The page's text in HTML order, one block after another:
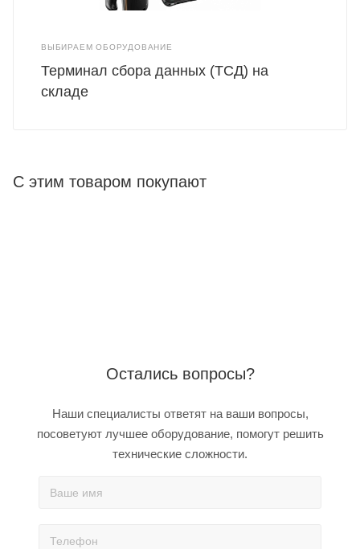
ВЫБИРАЕМ ОБОРУДОВАНИЕ
Терминал сбора данных (ТСД) на
складе
С этим товаром покупают
Остались вопросы?
Наши специалисты ответят на ваши вопросы,
посоветуют лучшее оборудование, помогут решить
технические сложности.